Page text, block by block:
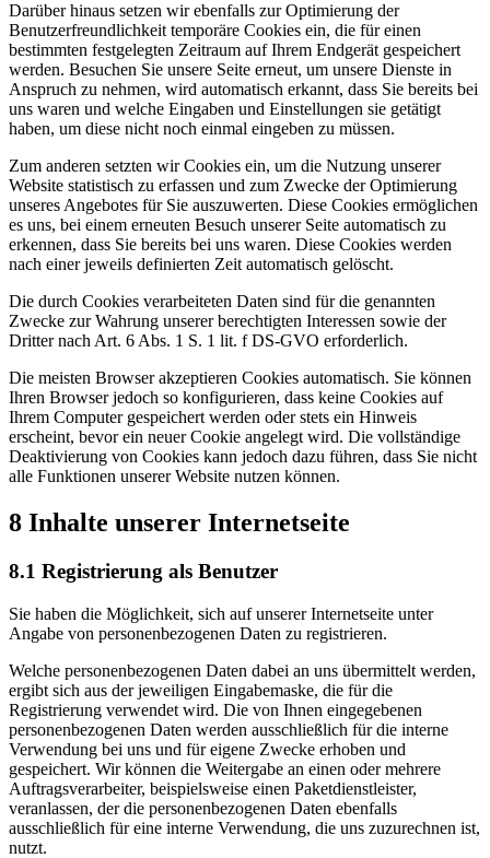
Darüber hinaus setzen wir ebenfalls zur Optimierung der
Benutzerfreundlichkeit temporäre Cookies ein, die für einen
bestimmten festgelegten Zeitraum auf Ihrem Endgerät gespeichert
werden. Besuchen Sie unsere Seite erneut, um unsere Dienste in
Anspruch zu nehmen, wird automatisch erkannt, dass Sie bereits bei
uns waren und welche Eingaben und Einstellungen sie getätigt
haben, um diese nicht noch einmal eingeben zu müssen.
Zum anderen setzten wir Cookies ein, um die Nutzung unserer
Website statistisch zu erfassen und zum Zwecke der Optimierung
unseres Angebotes für Sie auszuwerten. Diese Cookies ermöglichen
es uns, bei einem erneuten Besuch unserer Seite automatisch zu
erkennen, dass Sie bereits bei uns waren. Diese Cookies werden
nach einer jeweils definierten Zeit automatisch gelöscht.
Die durch Cookies verarbeiteten Daten sind für die genannten
Zwecke zur Wahrung unserer berechtigten Interessen sowie der
Dritter nach Art. 6 Abs. 1 S. 1 lit. f DS-GVO erforderlich.
Die meisten Browser akzeptieren Cookies automatisch. Sie können
Ihren Browser jedoch so konfigurieren, dass keine Cookies auf
Ihrem Computer gespeichert werden oder stets ein Hinweis
erscheint, bevor ein neuer Cookie angelegt wird. Die vollständige
Deaktivierung von Cookies kann jedoch dazu führen, dass Sie nicht
alle Funktionen unserer Website nutzen können.
8 Inhalte unserer Internetseite
8.1 Registrierung als Benutzer
Sie haben die Möglichkeit, sich auf unserer Internetseite unter
Angabe von personenbezogenen Daten zu registrieren.
Welche personenbezogenen Daten dabei an uns übermittelt werden,
ergibt sich aus der jeweiligen Eingabemaske, die für die
Registrierung verwendet wird. Die von Ihnen eingegebenen
personenbezogenen Daten werden ausschließlich für die interne
Verwendung bei uns und für eigene Zwecke erhoben und
gespeichert. Wir können die Weitergabe an einen oder mehrere
Auftragsverarbeiter, beispielsweise einen Paketdienstleister,
veranlassen, der die personenbezogenen Daten ebenfalls
ausschließlich für eine interne Verwendung, die uns zuzurechnen ist,
nutzt.